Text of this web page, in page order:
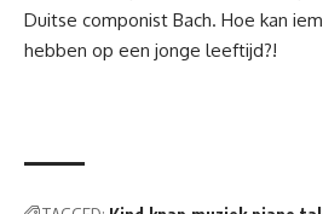
Duitse componist Bach. Hoe kan
hebben op een jonge leeftijd?!